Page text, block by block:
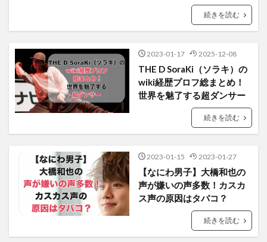
続きを読む
2023-01-17 2025-12-08
THE D SoraKi（ソラキ）の
wiki経歴プロフ総まとめ！
世界を魅了する超ダンサー
続きを読む
2023-01-15 2023-01-27
【なにわ男子】大橋和也の
声が嫌いの声多数！カスカ
ス声の原因はタバコ？
続きを読む